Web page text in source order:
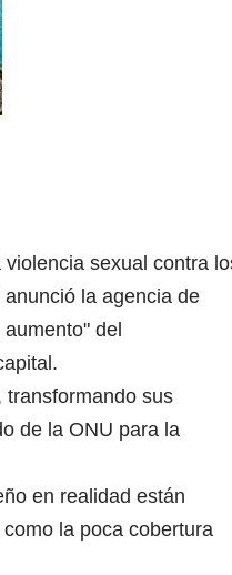
sexual contra
la agencia de
del
transformando sus
de la ONU para la
en realidad están
la poca cobertura